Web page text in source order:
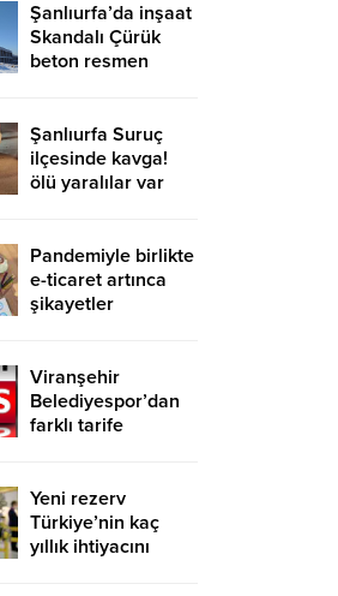
Şanlıurfa’da inşaat
Skandalı Çürük
beton resmen
Şanlıurfa Suruç
ilçesinde kavga!
ölü yaralılar var
Pandemiyle birlikte
e-ticaret artınca
şikayetler
Viranşehir
Belediyespor’dan
farklı tarife
Yeni rezerv
Türkiye’nin kaç
yıllık ihtiyacını